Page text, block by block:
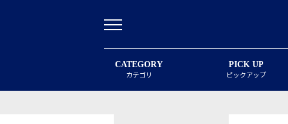
CATEGORY
カテゴリ
PICK UP
ピックアップ